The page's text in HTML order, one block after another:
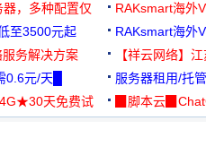
，多种配置仅
RAKsmart海外
用★
至3500元起
RAKsmart海外
用★
务解决方案
【祥云网络】
0.6元/天█
服务器租用/托
天免费试
▉脚本云